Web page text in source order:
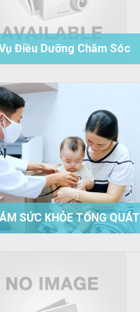
Điều Dưỡng Chăm Sóc
Ngày Tại Bệnh Viện Đa
Khoa Phương Chi
SỨC KHỎE TỔNG QUÁT
NHI